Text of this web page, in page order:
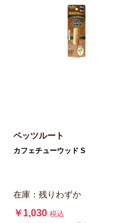
ペッツルート
カフェチューウッド S
在庫：残りわずか
￥1,030 税込